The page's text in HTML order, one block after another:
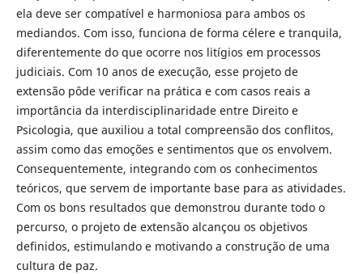
ela deve ser compatível e harmoniosa para ambos os
mediandos. Com isso, funciona de forma célere e tranquila,
diferentemente do que ocorre nos litígios em processos
judiciais. Com 10 anos de execução, esse projeto de
extensão pôde verificar na prática e com casos reais a
importância da interdisciplinaridade entre Direito e
Psicologia, que auxiliou a total compreensão dos conflitos,
assim como das emoções e sentimentos que os envolvem.
Consequentemente, integrando com os conhecimentos
teóricos, que servem de importante base para as atividades.
Com os bons resultados que demonstrou durante todo o
percurso, o projeto de extensão alcançou os objetivos
definidos, estimulando e motivando a construção de uma
cultura de paz.